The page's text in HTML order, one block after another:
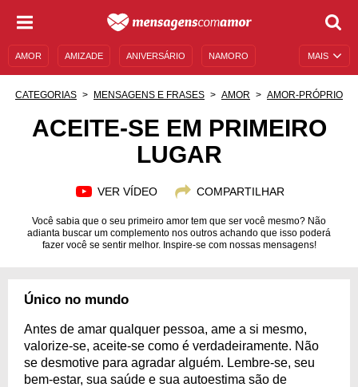
MAIS
AMOR AMIZADE ANIVERSÁRIO NAMORO
MENSAGENS DE ANIVERSÁRIO
CATEGORIAS MENSAGENS E FRASES AMOR AMOR-PRÓPRIO
ACEITE-SE EM PRIMEIRO
LUGAR
VER VÍDEO COMPARTILHAR
Você sabia que o seu primeiro amor tem que ser você mesmo? Não
adianta buscar um complemento nos outros achando que isso poderá
fazer você se sentir melhor. Inspire-se com nossas mensagens!
Único no mundo
Antes de amar qualquer pessoa, ame a si mesmo,
valorize-se, aceite-se como é verdadeiramente. Não
se desmotive para agradar alguém. Lembre-se, seu
bem-estar, sua saúde e sua autoestima são de